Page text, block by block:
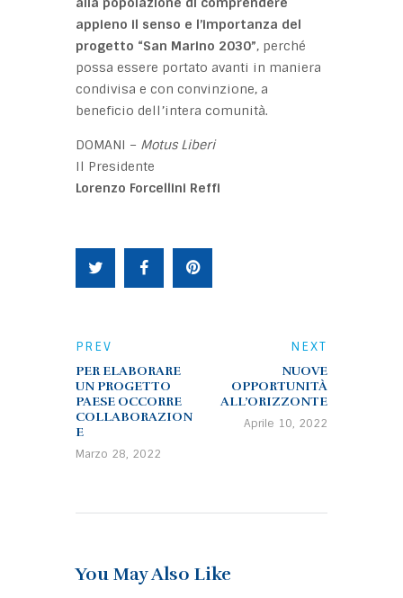
appieno il senso e l’importanza del
progetto “San Marino 2030”, perché
possa essere portato avanti in maniera
condivisa e con convinzione, a
beneficio dell’intera comunità.
DOMANI – Motus Liberi
Il Presidente
Lorenzo Forcellini Reffi
PREV
PER ELABORARE
UN PROGETTO
PAESE OCCORRE
COLLABORAZION
E
Marzo 28, 2022
NEXT
NUOVE
OPPORTUNITÀ
ALL’ORIZZONTE
Aprile 10, 2022
You May Also Like